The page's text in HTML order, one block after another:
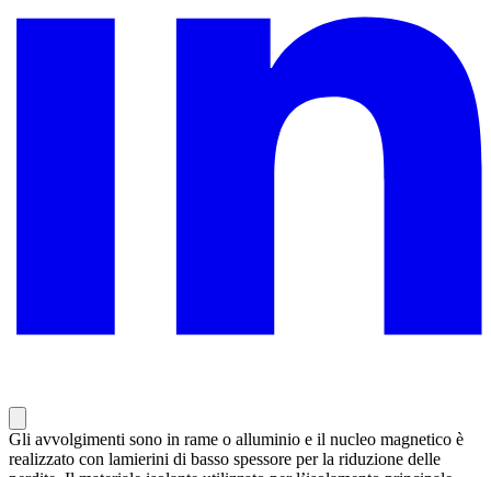
Gli avvolgimenti sono in rame o alluminio e il nucleo magnetico è
realizzato con lamierini di basso spessore per la riduzione delle